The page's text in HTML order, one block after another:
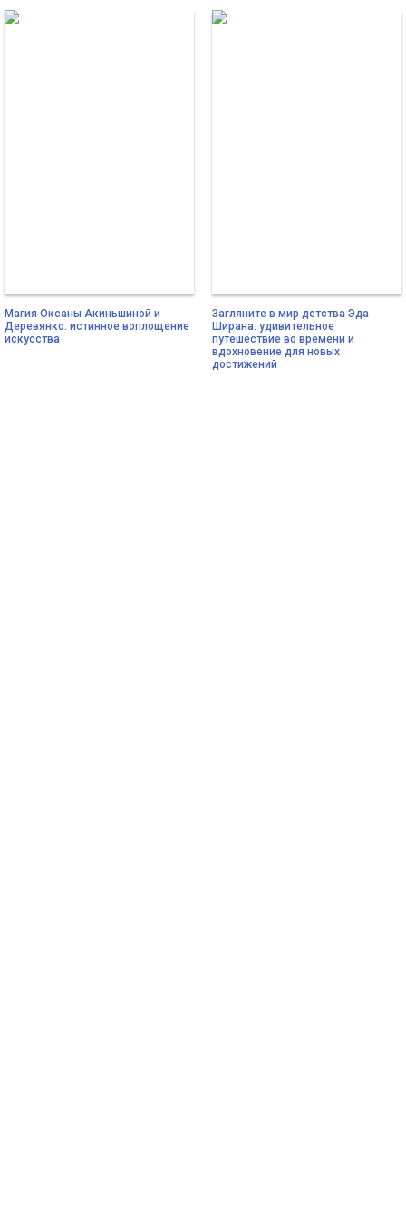
Магия Оксаны Акиньшиной и
Деревянко: истинное воплощение
искусства
Загляните в мир детства Эда
Ширана: удивительное
путешествие во времени и
вдохновение для новых
достижений